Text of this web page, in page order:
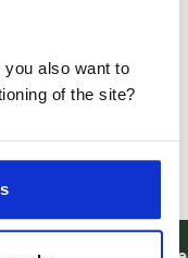
also want to
of the site?